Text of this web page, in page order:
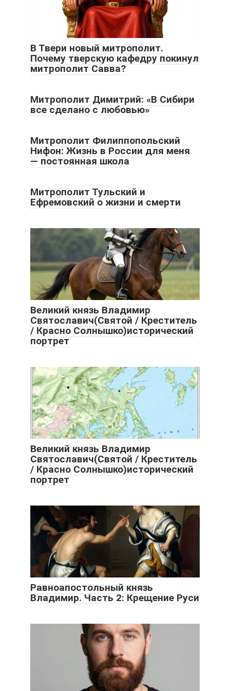
В Твери новый митрополит.
Почему тверскую кафедру покинул
митрополит Савва?
Митрополит Димитрий: «В Сибири
все сделано с любовью»
Митрополит Филиппопольский
Нифон: Жизнь в России для меня
— постоянная школа
Митрополит Тульский и
Ефремовский о жизни и смерти
Великий князь Владимир
Святославич(Святой / Креститель
/ Красно Солнышко)исторический
портрет
Великий князь Владимир
Святославич(Святой / Креститель
/ Красно Солнышко)исторический
портрет
Равноапостольный князь
Владимир. Часть 2: Крещение Руси